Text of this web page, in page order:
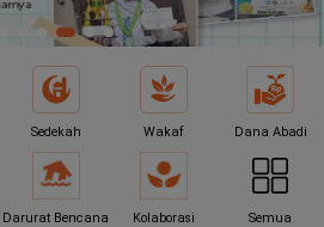
Sedekah Wakaf Dana Abadi
Darurat Bencana Kolaborasi Semua